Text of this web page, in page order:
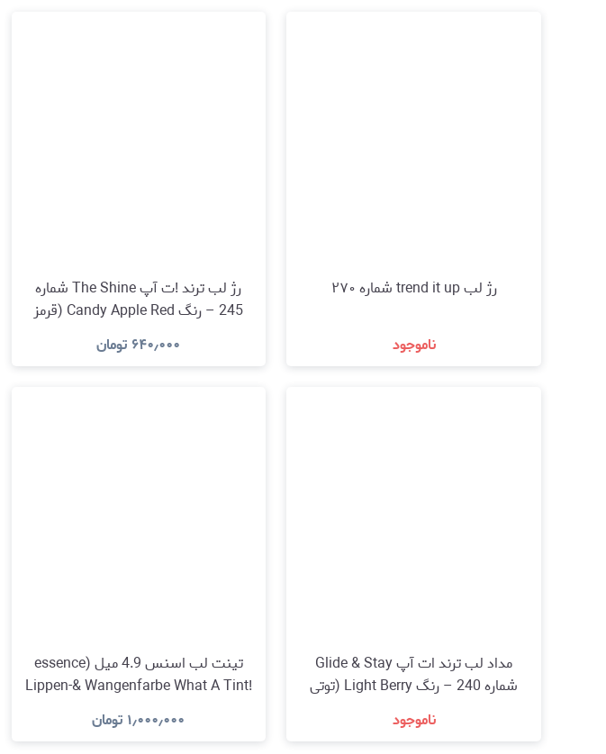
رژ لب trend it up شماره ۲۷۰
ناموجود
رژ لب ترند !ت آپ The Shine شماره
245 – رنگ Candy Apple Red (قرمز
شیرین)
۶۴۰٫۰۰۰ تومان
مداد لب ترند ات آپ Glide & Stay
شماره 240 – رنگ Light Berry (توتی
روشن)(trend !t up Lipliner Glide &
Stay 240 Light Berry)
ناموجود
تینت لب اسنس 4.9 میل (essence
Lippen-& Wangenfarbe What A Tint!
01 Kiss From A Rose, 4,9 ml )
۱٫۰۰۰٫۰۰۰ تومان